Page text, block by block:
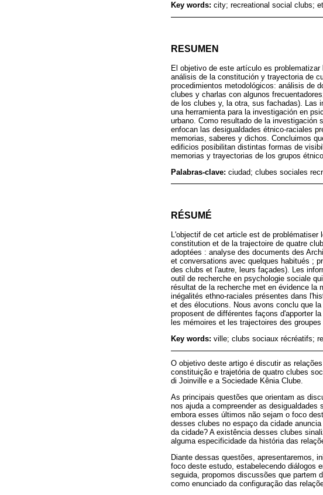
Key words: city; recreational social clubs;
RESUMEN
El objetivo de este artículo es
análisis de la constitución y trayectoria de
procedimientos metodológicos: análisis de
clubes y charlas con algunos
de los clubes y, la otra, sus fachadas). Las
una herramienta para la investigación en
urbano. Como resultado de la
enfocan las desigualdades étnico-raciales
memorias, saberes y dichos. Concluimos
edificios posibilitan distintas formas de
memorias y trayectorias de los grupos
Palabras-clave: ciudad; clubes sociales
RÉSUMÉ
L'objectif de cet article est de
constitution et de la trajectoire de quatre
adoptées : analyse des documents des
et conversations avec quelques habitués ;
des clubs et l'autre, leurs façades). Les
outil de recherche en psychologie sociale
résultat de la recherche met en évidence la
inégalités ethno-raciales présentes dans
et des élocutions. Nous avons conclu que
proposent de différentes façons d'apporter
les mémoires et les trajectoires des
Key words: ville; clubs sociaux récréatifs;
O objetivo deste artigo é discutir as
constituição e trajetória de quatro clubes
di Joinville e a Sociedade Kênia Clube.
As principais questões que orientam as
nos ajuda a compreender as
embora esses últimos não sejam o foco
desses clubes no espaço da cidade
da cidade? A existência desses clubes
alguma especificidade da história das
Diante dessas questões, apresentaremos,
foco deste estudo, estabelecendo diálogos
seguida, propomos discussões que partem
como enunciado da configuração das